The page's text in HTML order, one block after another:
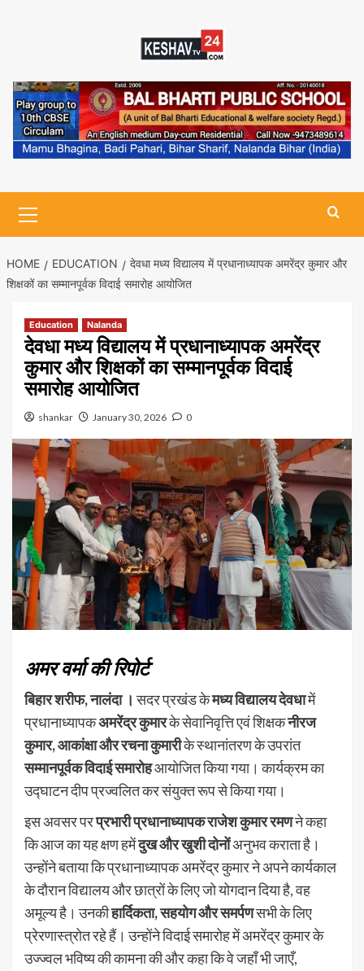
Menu
HOME EDUCATION
देवधा मध्य विद्यालय में प्रधानाध्यापक अमरेंद्र कुमार और
शिक्षकों का सम्मानपूर्वक विदाई समारोह आयोजित
Education Nalanda
देवधा मध्य विद्यालय में प्रधानाध्यापक अमरेंद्र
कुमार और शिक्षकों का सम्मानपूर्वक विदाई
समारोह आयोजित
shankar January 30, 2026 0
अमर वर्मा की रिपोर्ट
बिहार शरीफ, नालंदा । सदर प्रखंड केमध्य विद्यालय देवधामें
प्रधानाध्यापकअमरेंद्र कुमारके सेवानिवृत्ति एवं शिक्षकनीरज
कुमार, आकांक्षा और रचना कुमारीके स्थानांतरण के उपरांत
सम्मानपूर्वक विदाई समारोहआयोजित किया गया। कार्यक्रम का
उद्घाटन दीप प्रज्वलित कर संयुक्त रूप से किया गया।
इस अवसर परप्रभारी प्रधानाध्यापक राजेश कुमार रमणने कहा
कि आज का यह क्षण हमेंदुख और खुशी दोनोंअनुभव कराता है।
उन्होंने बताया कि प्रधानाध्यापक अमरेंद्र कुमार ने अपने कार्यकाल
के दौरान विद्यालय और छात्रों के लिए जो योगदान दिया है, वह
अमूल्य है। उनकीहार्दिकता, सहयोग और समर्पणसभी के लिए
प्रेरणास्त्रोत रहे हैं। उन्होंने विदाई समारोह में अमरेंद्र कुमार के
उज्ज्वल भविष्य की कामना की और कहा कि वे जहाँ भी जाएँ,